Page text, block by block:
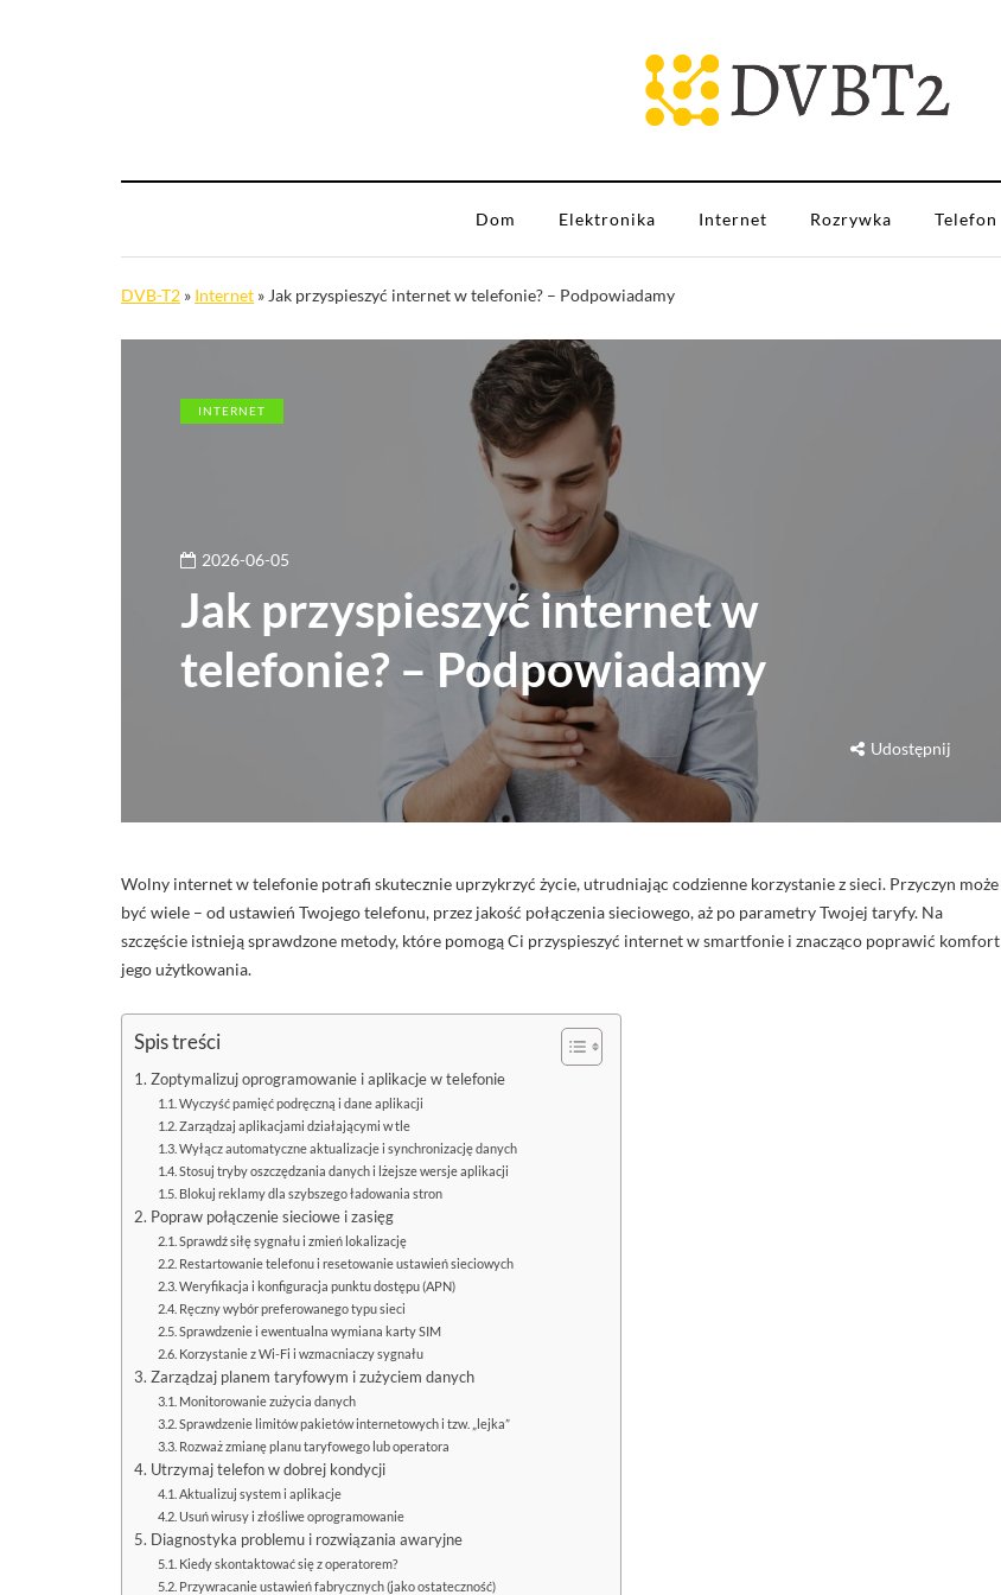
Dom Elektronika Internet Rozrywka Telefon
DVB-T2 » Internet » Jak przyspieszyć internet w telefonie? – Podpowiadamy
INTERNET
2026-06-05
Jak przyspieszyć internet w
telefonie? – Podpowiadamy
Udostępnij
Wolny internet w telefonie potrafi skutecznie uprzykrzyć życie, utrudniając codzienne korzystanie z sieci. Przyczyn może
być wiele – od ustawień Twojego telefonu, przez jakość połączenia sieciowego, aż po parametry Twojej taryfy. Na
szczęście istnieją sprawdzone metody, które pomogą Ci przyspieszyć internet w smartfonie i znacząco poprawić komfort
jego użytkowania.
Spis treści
Zoptymalizuj oprogramowanie i aplikacje w telefonie
Wyczyść pamięć podręczną i dane aplikacji
Zarządzaj aplikacjami działającymi w tle
Wyłącz automatyczne aktualizacje i synchronizację danych
Stosuj tryby oszczędzania danych i lżejsze wersje aplikacji
Blokuj reklamy dla szybszego ładowania stron
Popraw połączenie sieciowe i zasięg
Sprawdź siłę sygnału i zmień lokalizację
Restartowanie telefonu i resetowanie ustawień sieciowych
Weryfikacja i konfiguracja punktu dostępu (APN)
Ręczny wybór preferowanego typu sieci
Sprawdzenie i ewentualna wymiana karty SIM
Korzystanie z Wi-Fi i wzmacniaczy sygnału
Zarządzaj planem taryfowym i zużyciem danych
Monitorowanie zużycia danych
Sprawdzenie limitów pakietów internetowych i tzw. „lejka”
Rozważ zmianę planu taryfowego lub operatora
Utrzymaj telefon w dobrej kondycji
Aktualizuj system i aplikacje
Usuń wirusy i złośliwe oprogramowanie
Diagnostyka problemu i rozwiązania awaryjne
Kiedy skontaktować się z operatorem?
Przywracanie ustawień fabrycznych (jako ostateczność)